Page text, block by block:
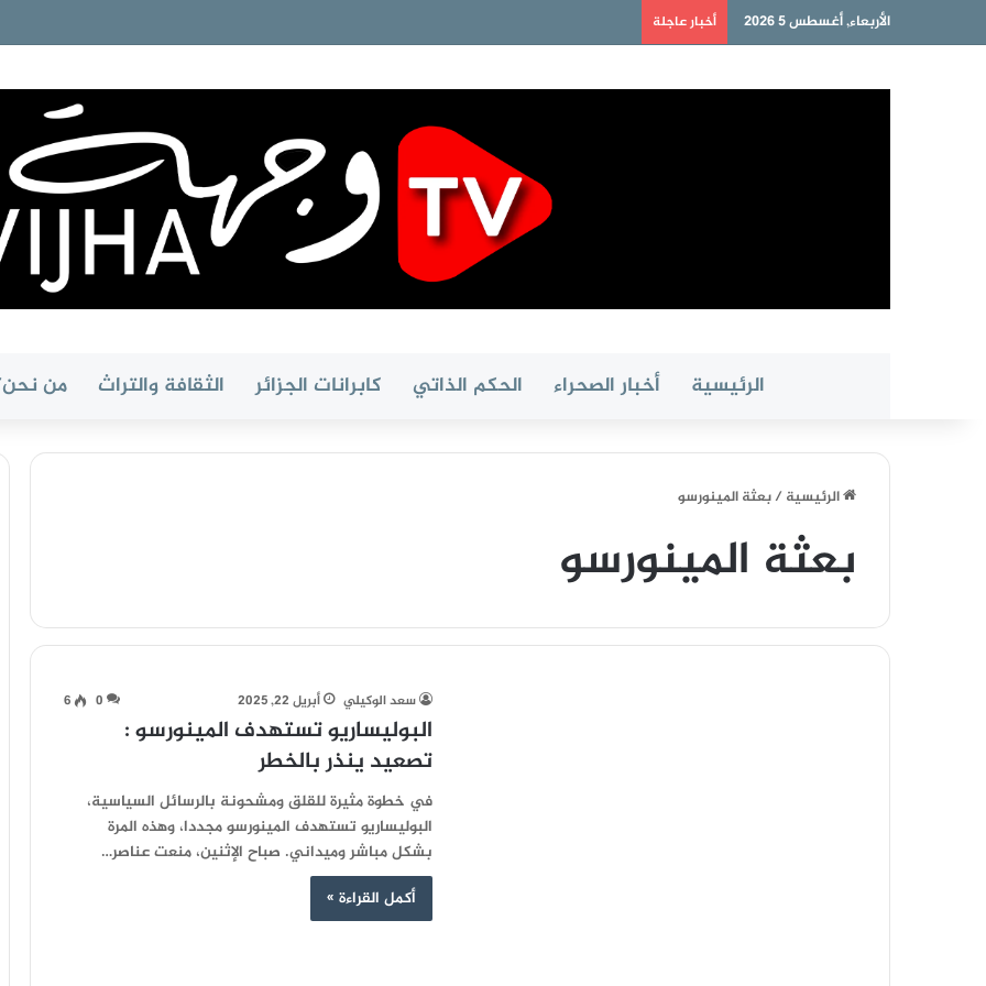
الأربعاء, أغسطس 5 2026 أخبار عاجلة
الرئيسية أخبار الصحراء الحكم الذاتي كابرانات الجزائر الثقافة والتراث من
الرئيسية/بعثة المينورسو
بعثة المينورسو
سعد الوكيلي أبريل 22, 2025 0
6
البوليساريو تستهدف المينورسو :
تصعيد ينذر بالخطر
في خطوة مثيرة للقلق ومشحونة بالرسائل السياسية،
البوليساريو تستهدف المينورسو مجددا، وهذه المرة
بشكل مباشر وميداني. صباح الإثنين، منعت عناصر…
أكمل القراءة »